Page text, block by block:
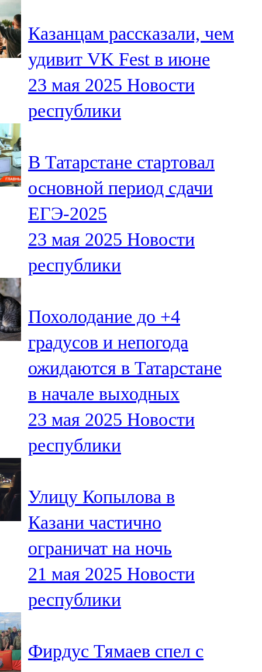
Нурлат
104,7 FM
Олы Әтнә
71,42 FM
107,8 FM
Теләче
106,1 FM
Түбән Кама
102,6 FM
107,7 FM
Чистай
103,0 FM
Чүпрәле
91,0 FM
Шәмәрдән
Яңа чишмә
107,0 FM
Яр Чаллы
105,5 FM
Казанцам рассказали, чем
удивит VK Fest в июне
23 мая 2025 Новости
республики
В Татарстане стартовал
основной период сдачи
ЕГЭ-2025
23 мая 2025 Новости
республики
Похолодание до +4
градусов и непогода
ожидаются в Татарстане
в начале выходных
23 мая 2025 Новости
республики
Улицу Копылова в
Казани частично
ограничат на ночь
21 мая 2025 Новости
республики
Фирдус Тямаев спел с